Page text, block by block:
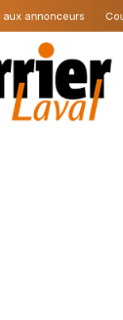
aux annonceurs